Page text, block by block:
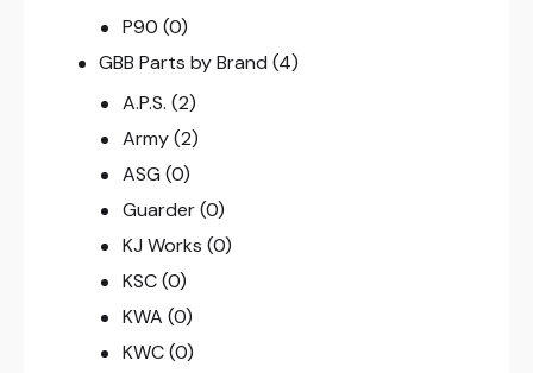
P90 (0)
GBB Parts by Brand (4)
A.P.S. (2)
Army (2)
ASG (0)
Guarder (0)
KJ Works (0)
KSC (0)
KWA (0)
KWC (0)